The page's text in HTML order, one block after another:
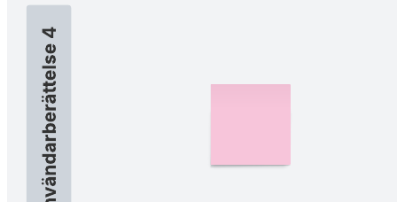
Använd en scrum-uppgiftstavla för att spåra arbetsuppgifterna under
en sprint och underlätta teamsamarbete.
Relaterade mallar